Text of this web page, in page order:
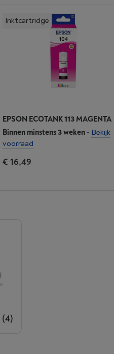
Inktcartridge
EPSON ECOTANK 113 MAGENTA
Binnen minstens 3 weken- Bekijk
voorraad
€ 16,49
(4)